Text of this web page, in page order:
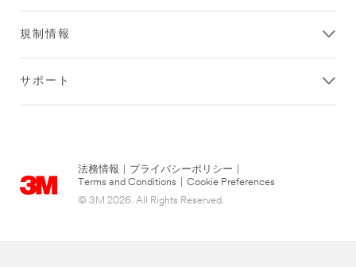
規制情報
サポート
法務情報 プライバシーポリシー
Terms and Conditions
Cookie Preferences
© 3M 2026. All Rights Reserved.